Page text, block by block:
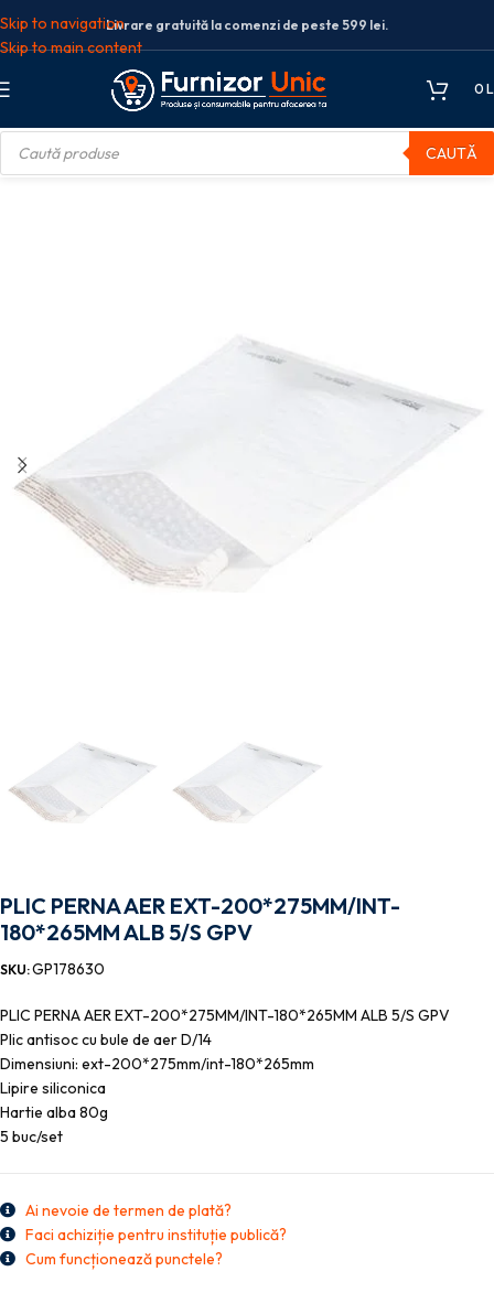
Skip to navigation
Skip to main content
Livrare gratuită la comenzi de peste 599 lei.
0
CAUTĂ
PLIC PERNA AER EXT-200*275MM/INT-180*265MM ALB 5/S GPV
PLIC PERNA AER EXT-200*275MM/INT-
180*265MM ALB 5/S GPV
SKU:GP178630
PLIC PERNA AER EXT-200*275MM/INT-180*265MM ALB 5/S GPV
Plic antisoc cu bule de aer D/14
Dimensiuni: ext-200*275mm/int-180*265mm
Lipire siliconica
Hartie alba 80g
5 buc/set
Ai nevoie de termen de plată?
Faci achiziție pentru instituție publică?
Cum funcționează punctele?